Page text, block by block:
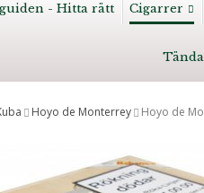
- Hitta rätt Cigarrer
Hoyo de Monterrey Hoyo de